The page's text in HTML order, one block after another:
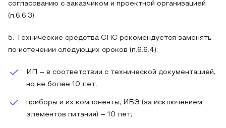
согласованию с заказчиком и проектной организацией
(п.6.6.3);
5. Технические средства СПС рекомендуется заменять
по истечении следующих сроков (п.6.6.4):
ИП – в соответствии с технической документацией,
но не более 10 лет;
приборы и их компоненты, ИБЭ (за исключением
элементов питания) – 10 лет;